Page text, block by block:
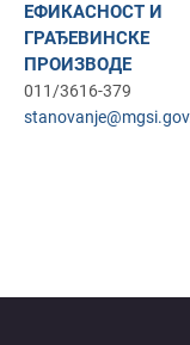
ЕФИКАСНОСТ И
ГРАЂЕВИНСКЕ
ПРОИЗВОДЕ
011/3616-379